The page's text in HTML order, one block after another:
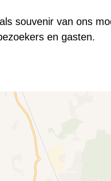
souvenir van ons
en gasten.